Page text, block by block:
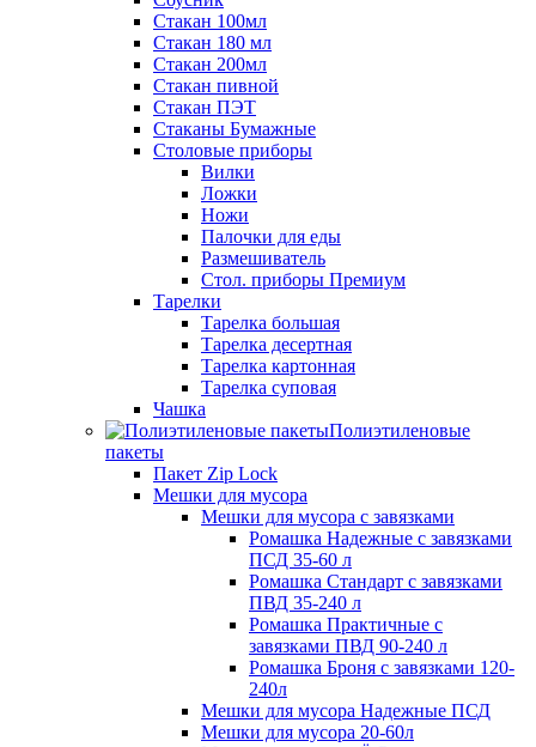
Стакан 100мл
Стакан 180 мл
Стакан 200мл
Стакан пивной
Стакан ПЭТ
Стаканы Бумажные
Столовые приборы
Вилки
Ложки
Ножи
Палочки для еды
Размешиватель
Стол. приборы Премиум
Тарелки
Тарелка большая
Тарелка десертная
Тарелка картонная
Тарелка суповая
Чашка
Полиэтиленовые
пакеты
Пакет Zip Lock
Мешки для мусора
Мешки для мусора с завязками
Ромашка Надежные с завязками
ПСД 35-60 л
Ромашка Стандарт с завязками
ПВД 35-240 л
Ромашка Практичные с
завязками ПВД 90-240 л
Ромашка Броня с завязками 120-
240л
Мешки для мусора Надежные ПСД
Мешки для мусора 20-60л